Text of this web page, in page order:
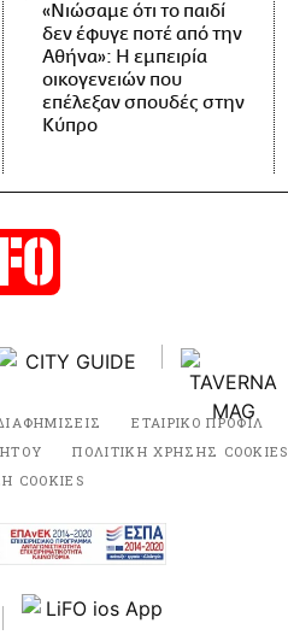
«Νιώσαμε ότι το παιδί
δεν έφυγε ποτέ από την
Αθήνα»: Η εμπειρία
οικογενειών που
επέλεξαν σπουδές στην
Κύπρο
ΕΤΑΙΡΙΚΟ ΠΡΟΦΙΛ
ΠΟΛΙΤΙΚΗ ΧΡΗΣΗΣ COOKIES
COOKIES